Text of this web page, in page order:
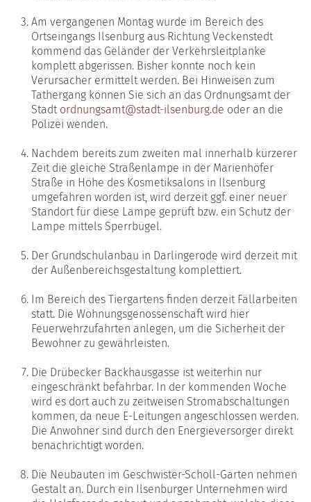
Am vergangenen Montag wurde im Bereich des
Ortseingangs Ilsenburg aus Richtung Veckenstedt
kommend das Geländer der Verkehrsleitplanke
komplett abgerissen. Bisher konnte noch kein
Verursacher ermittelt werden. Bei Hinweisen zum
Tathergang können Sie sich an das Ordnungsamt der
Stadt ordnungsamt@stadt-ilsenburg.de oder an die
Polizei wenden.
Nachdem bereits zum zweiten mal innerhalb kürzerer
Zeit die gleiche Straßenlampe in der Marienhöfer
Straße in Höhe des Kosmetiksalons in Ilsenburg
umgefahren worden ist, wird derzeit ggf. einer neuer
Standort für diese Lampe geprüft bzw. ein Schutz der
Lampe mittels Sperrbügel.
Der Grundschulanbau in Darlingerode wird derzeit mit
der Außenbereichsgestaltung komplettiert.
Im Bereich des Tiergartens finden derzeit Fällarbeiten
statt. Die Wohnungsgenossenschaft wird hier
Feuerwehrzufahrten anlegen, um die Sicherheit der
Bewohner zu gewährleisten.
Die Drübecker Backhausgasse ist weiterhin nur
eingeschränkt befahrbar. In der kommenden Woche
wird es dort auch zu zeitweisen Stromabschaltungen
kommen, da neue E-Leitungen angeschlossen werden.
Die Anwohner sind durch den Energieversorger direkt
benachrichtigt worden.
Die Neubauten im Geschwister-Scholl-Garten nehmen
Gestalt an. Durch ein Ilsenburger Unternehmen wird